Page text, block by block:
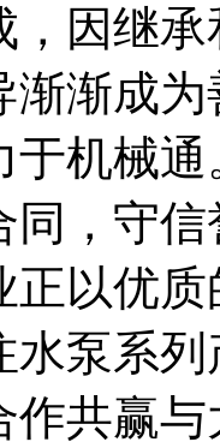
，因继
渐渐成
于机械
同，守
正以优
水泵系
作共赢